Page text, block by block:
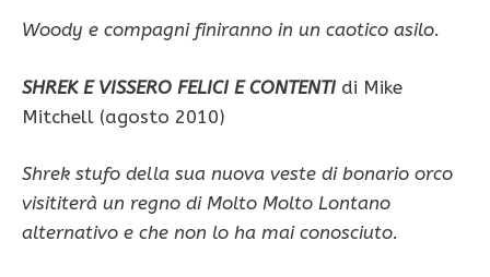
Woody e compagni finiranno in un caotico asilo.
SHREK E VISSERO FELICI E CONTENTI di Mike
Mitchell (agosto 2010)
Shrek stufo della sua nuova veste di bonario orco
visititerà un regno di Molto Molto Lontano
alternativo e che non lo ha mai conosciuto.